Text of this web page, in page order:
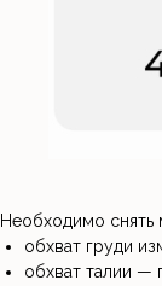
Необходимо снять
обхват груди
обхват талии —